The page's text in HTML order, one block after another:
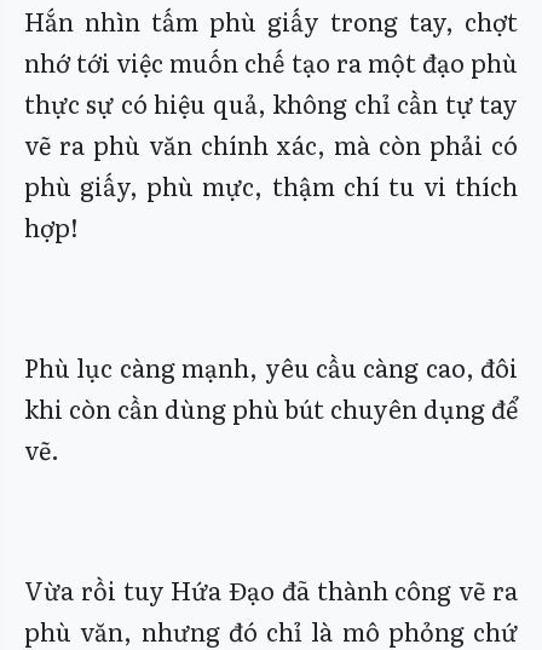
Hắn nhìn tấm phù giấy trong tay, chợt
nhớ tới việc muốn chế tạo ra một đạo phù
thực sự có hiệu quả, không chỉ cần tự tay
vẽ ra phù văn chính xác, mà còn phải có
phù giấy, phù mực, thậm chí tu vi thích
hợp!
Phù lục càng mạnh, yêu cầu càng cao, đôi
khi còn cần dùng phù bút chuyên dụng để
vẽ.
Vừa rồi tuy Hứa Đạo đã thành công vẽ ra
phù văn, nhưng đó chỉ là mô phỏng chứ